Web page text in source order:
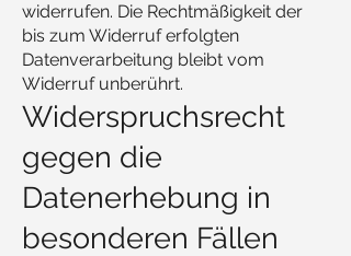
widerrufen. Die Rechtmäßigkeit der
bis zum Widerruf erfolgten
Datenverarbeitung bleibt vom
Widerruf unberührt.
Widerspruchsrecht
gegen die
Datenerhebung in
besonderen Fällen